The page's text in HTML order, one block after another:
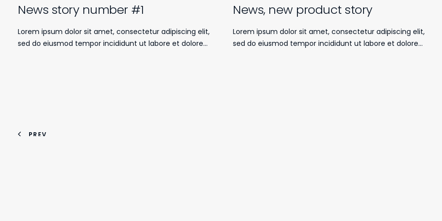
News story number #1
Lorem ipsum dolor sit amet, consectetur adipiscing elit,
sed do eiusmod tempor incididunt ut labore et dolore…
News, new product story
Lorem ipsum dolor sit amet, consectetur adipiscing elit,
sed do eiusmod tempor incididunt ut labore et dolore…
PREV